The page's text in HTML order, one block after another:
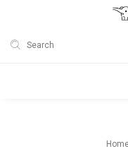
Search